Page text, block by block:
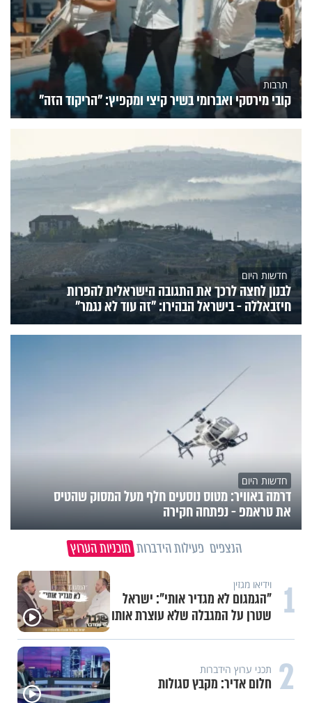
תרבות
קובי מירסקי ואברומי בשיר קיצי ומקפיץ: "הריקוד הזה"
חדשות היום
לבנון לחצה לרכך את התגובה הישראלית להפרות
חיזבאללה - בישראל הבהירו: "זה עוד לא נגמר"
חדשות היום
דרמה באוויר: מטוס נוסעים חלף מעל המסוק שהטיס
את טראמפ - נפתחה חקירה
הנצפים פעילות הידברות תוכניות הערוץ
1 וידיאו מגזין
"הגמגום לא מגדיר אותי": ישראל
שטרן על המגבלה שלא עוצרת אותו
2 תכני ערוץ הידברות
חלום אדיר: מקבץ סגולות